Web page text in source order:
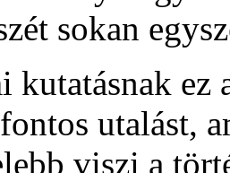
sokan
kutatásnak ez
utalást,
viszi a